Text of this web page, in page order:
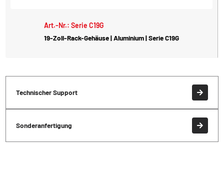
Art.-Nr.: Serie C19G
19-Zoll-Rack-Gehäuse | Aluminium | Serie C19G
Technischer Support
Sonderanfertigung